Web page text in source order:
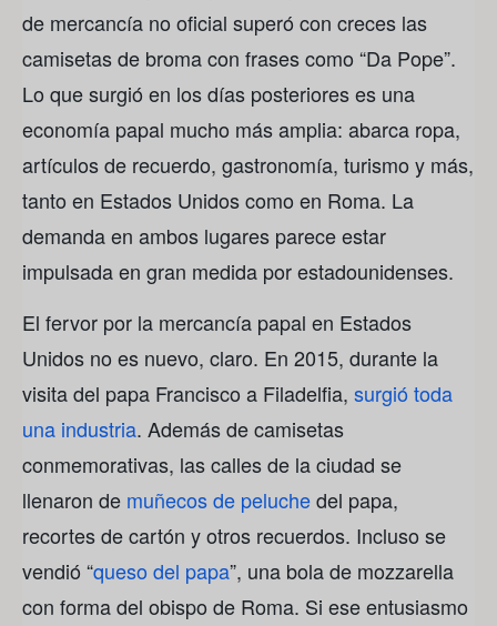
de mercancía no oficial superó con creces las
camisetas de broma con frases como “Da Pope”.
Lo que surgió en los días posteriores es una
economía papal mucho más amplia: abarca ropa,
artículos de recuerdo, gastronomía, turismo y más,
tanto en Estados Unidos como en Roma. La
demanda en ambos lugares parece estar
impulsada en gran medida por estadounidenses.
El fervor por la mercancía papal en Estados
Unidos no es nuevo, claro. En 2015, durante la
visita del papa Francisco a Filadelfia, surgió toda
una industria. Además de camisetas
conmemorativas, las calles de la ciudad se
llenaron de muñecos de peluchedel papa,
recortes de cartón y otros recuerdos. Incluso se
vendió “queso del papa”, una bola de mozzarella
con forma del obispo de Roma. Si ese entusiasmo